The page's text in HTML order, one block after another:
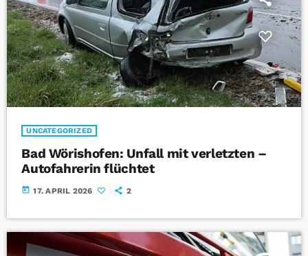
UNCATEGORIZED
Bad Wörishofen: Unfall mit verletzten –
Autofahrerin flüchtet
today 17. APRIL 2026 2